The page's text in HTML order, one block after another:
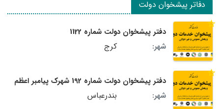
دفاتر پیشخوان دولت
دفتر پیشخوان دولت شماره 1122
شهر:
کرج
دفتر پیشخوان دولت شماره 192 شهرک پیامبر اعظم
شهر:
بندرعباس